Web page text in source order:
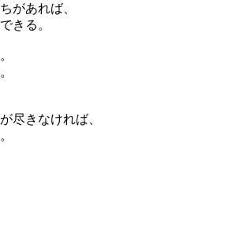
があれば、
きる。
尽きなければ、